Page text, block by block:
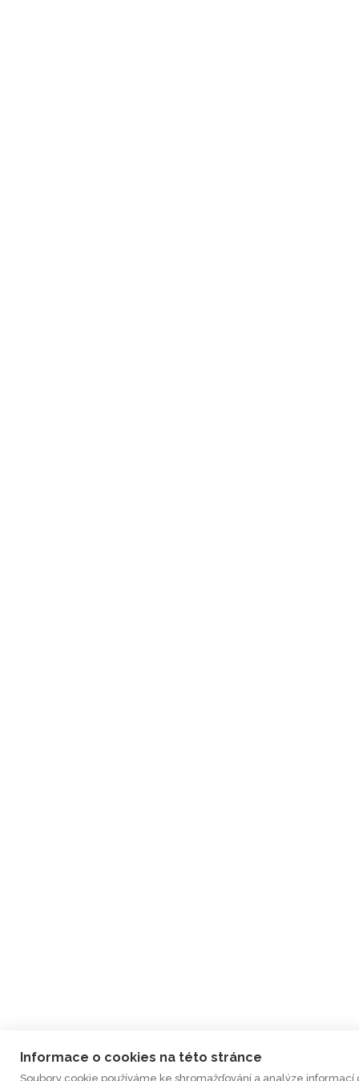
Informace o cookies na této stránce
Soubory cookie používáme ke shromažďování a analýze